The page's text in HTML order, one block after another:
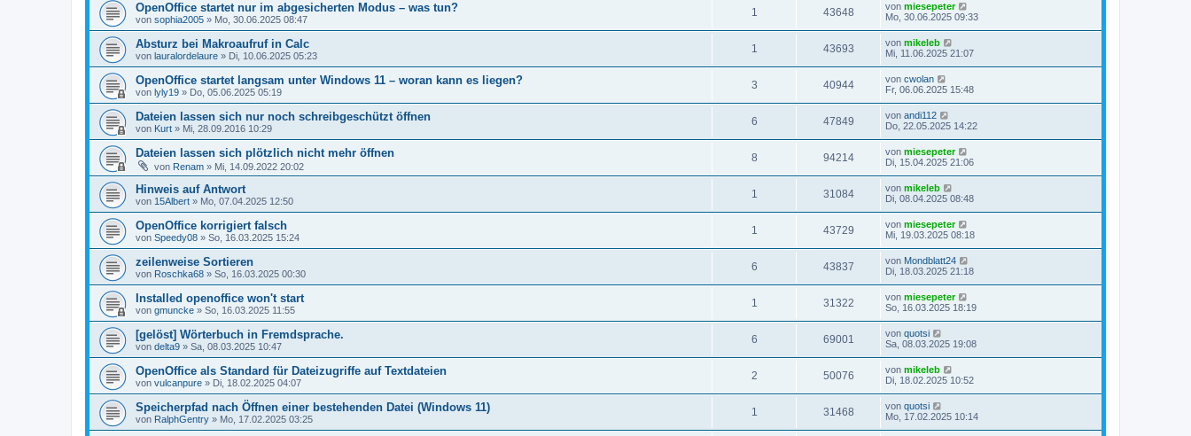
OpenOffice startet nur im abgesicherten Modus – was tun?
von sophia2005 » Mo, 30.06.2025 08:47
1 43648 von miesepeter
Mo, 30.06.2025 09:33
Absturz bei Makroaufruf in Calc
von lauralordelaure » Di, 10.06.2025 05:23
1 43693 von mikeleb
Mi, 11.06.2025 21:07
OpenOffice startet langsam unter Windows 11 – woran kann es liegen?
von lyly19 » Do, 05.06.2025 05:19
3 40944 von cwolan
Fr, 06.06.2025 15:48
Dateien lassen sich nur noch schreibgeschützt öffnen
von Kurt » Mi, 28.09.2016 10:29
6 47849 von andi112
Do, 22.05.2025 14:22
Dateien lassen sich plötzlich nicht mehr öffnen
von Renam » Mi, 14.09.2022 20:02
8 94214 von miesepeter
Di, 15.04.2025 21:06
Hinweis auf Antwort
von 15Albert » Mo, 07.04.2025 12:50
1 31084 von mikeleb
Di, 08.04.2025 08:48
OpenOffice korrigiert falsch
von Speedy08 » So, 16.03.2025 15:24
1 43729 von miesepeter
Mi, 19.03.2025 08:18
zeilenweise Sortieren
von Roschka68 » So, 16.03.2025 00:30
6 43837 von Mondblatt24
Di, 18.03.2025 21:18
Installed openoffice won't start
von gmuncke » So, 16.03.2025 11:55
1 31322 von miesepeter
So, 16.03.2025 18:19
[gelöst] Wörterbuch in Fremdsprache.
von delta9 » Sa, 08.03.2025 10:47
6 69001 von quotsi
Sa, 08.03.2025 19:08
OpenOffice als Standard für Dateizugriffe auf Textdateien
von vulcanpure » Di, 18.02.2025 04:07
2 50076 von mikeleb
Di, 18.02.2025 10:52
Speicherpfad nach Öffnen einer bestehenden Datei (Windows 11)
von RalphGentry » Mo, 17.02.2025 03:25
1 31468 von quotsi
Mo, 17.02.2025 10:14